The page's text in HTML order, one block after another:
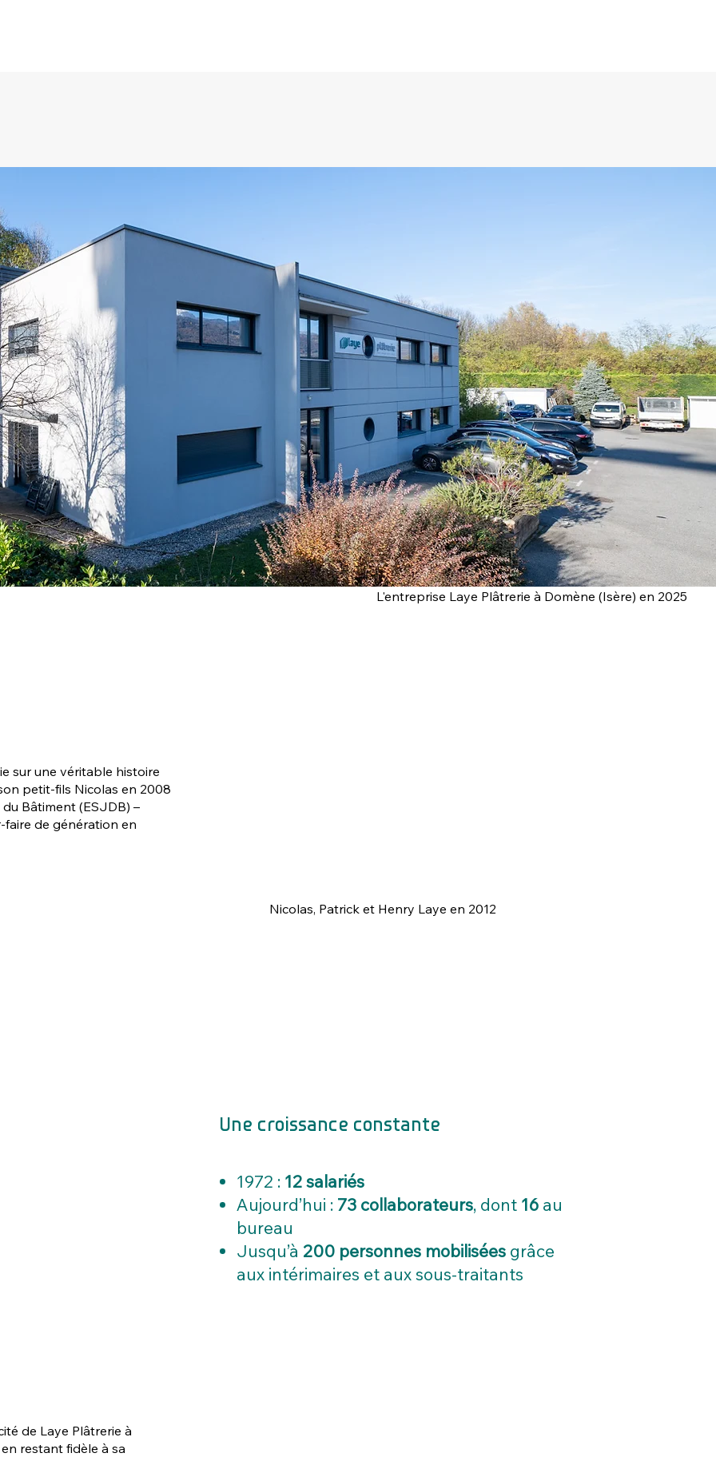
L'entreprise Laye Plâtrerie à Domène (Isère) en 2025
sur une véritable histoire
petit-fils Nicolas en 2008
Bâtiment (ESJDB) –
faire de génération en
Nicolas, Patrick et Henry Laye en 2012
Une croissance constante
1972 : 12 salariés
Aujourd’hui : 73 collaborateurs, dont 16au
bureau
Jusqu’à 200 personnes mobiliséesgrâce
aux intérimaires et aux sous-traitants
de Laye Plâtrerie à
restant fidèle à sa